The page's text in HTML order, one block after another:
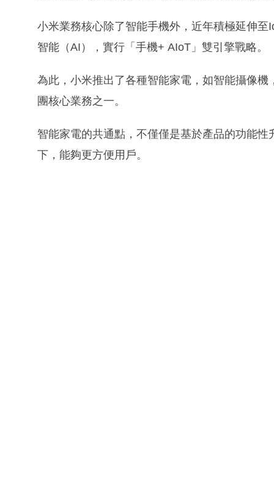
小米業務核心除了智能手機外，近年積極延伸
智能（AI），實行「手機+ AIoT」雙引擎戰略。
為此，小米推出了各種智能家電，如智能攝像
團核心業務之一。
智能家電的共通點，不僅僅是基於產品的功能
下，能夠更方便用戶。